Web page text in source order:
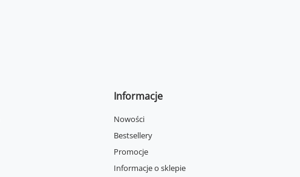
Informacje
Nowości
Bestsellery
Promocje
Informacje o sklepie